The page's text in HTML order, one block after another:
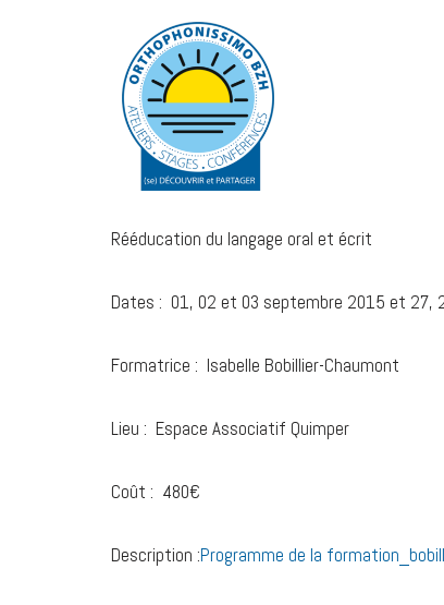
Rééducation du langage oral et écrit
Dates : 01, 02 et 03 septembre 2015 et 27,
Formatrice : Isabelle Bobillier-Chaumont
Lieu : Espace Associatif Quimper
Coût : 480€
Description :Programme de la